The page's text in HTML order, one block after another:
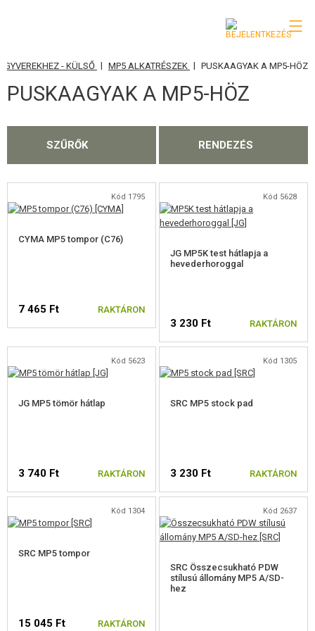
KATEGÓRIA
AIRSOFT FEGYVEREK
GRÁNÁTVETŐK, GRÁNÁTOK
FELSZERELÉS, EGYENRUHA, TOKOK
ELEKTROMOS FEGYVEREKHEZ - BELTÉRI
ELEKTROMOS FEGYVEREKHEZ - KÜLSŐ
SCAR, MASADA ALKATRÉSZEK
- KÜLSŐ | MP5 ALKATRÉSZEK | PUSKAAGYAK A MP5-HÖZ
PUSKAAGYAK A MP5-HÖZ
SZŰRŐK RENDEZÉS
Kód 1795
CYMA MP5 tompor (C76)
7 465 Ft RAKTÁRON
Kód 5628
JG MP5K test hátlapja a
hevederhoroggal
3 230 Ft RAKTÁRON
Kód 5623
JG MP5 tömör hátlap
3 740 Ft RAKTÁRON
Kód 1305
SRC MP5 stock pad
3 230 Ft RAKTÁRON
Kód 1304
SRC MP5 tompor
15 045 Ft RAKTÁRON
Kód 2637
SRC Összecsukható PDW
stílusú állomány MP5 A/SD-
hez